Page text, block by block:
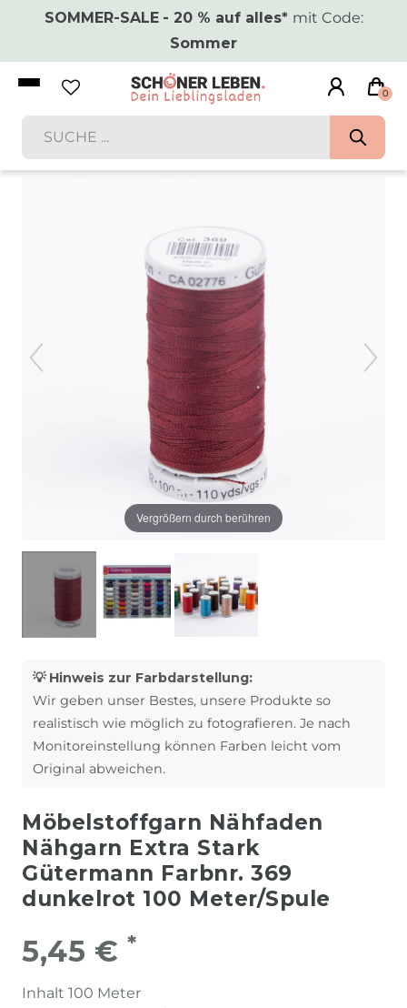
SOMMER-SALE - 20 % auf alles* mit Code:
Sommer
0
Vergrößern durch berühren
💡 Hinweis zur Farbdarstellung:
Wir geben unser Bestes, unsere Produkte so
realistisch wie möglich zu fotografieren. Je nach
Monitoreinstellung können Farben leicht vom
Original abweichen.
Möbelstoffgarn Nähfaden
Nähgarn Extra Stark
Gütermann Farbnr. 369
dunkelrot 100 Meter/Spule
5,45 € *
Inhalt 100 Meter